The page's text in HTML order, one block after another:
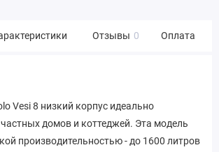
Отзывы 0 Оплата
Vesi 8 низкий корпус идеально
домов и коттеджей. Эта модель
производительностью - до 1600 литров